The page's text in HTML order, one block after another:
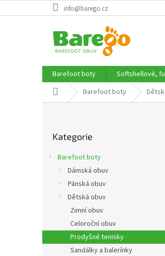
na
info@barego.cz
Barefoot boty Softshellové,
Domů Barefoot boty
n
e
kategorie
Kategorie
Barefoot boty
Dámská obuv
Pánská obuv
Dětská obuv
Zimní obuv
Celoroční obuv
Prodyšné tenisky
Sandálky a balerínky